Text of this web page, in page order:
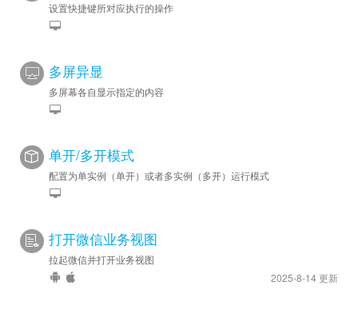
设置快捷键所对应执行的操作
多屏异显
多屏幕各自显示指定的内容
单开/多开模式
配置为单实例（单开）或者多实例（多开）运行模式
打开微信业务视图
拉起微信并打开业务视图
2025-8-14 更新